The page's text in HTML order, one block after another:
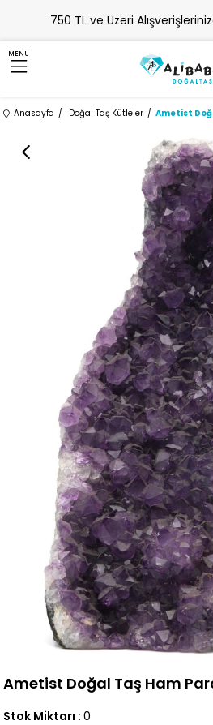
750 TL ve Üzeri
MENU
Anasayfa Doğal Taş Kütleler Ametist
Ametist Doğal Taş Ham
Stok Miktarı : 0